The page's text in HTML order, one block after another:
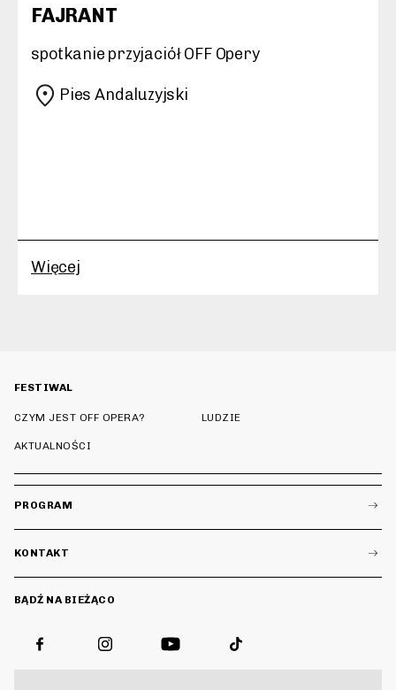
FAJRANT
spotkanie przyjaciół OFF Opery
Pies Andaluzyjski
Więcej
FESTIWAL
CZYM JEST OFF OPERA? LUDZIE
AKTUALNOŚCI
PROGRAM
KONTAKT
BĄDŹ NA BIEŻĄCO